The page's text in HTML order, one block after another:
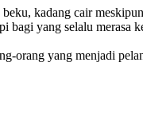
kadang cair
bagi yang selalu merasa
orang yang menjadi